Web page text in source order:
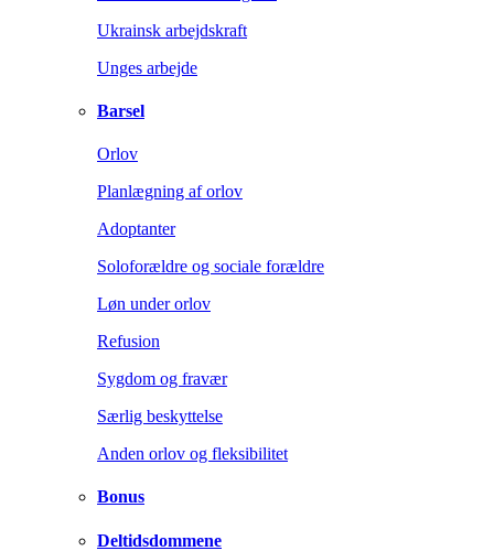
Ukrainsk arbejdskraft
Unges arbejde
Barsel
Orlov
Planlægning af orlov
Adoptanter
Soloforældre og sociale forældre
Løn under orlov
Refusion
Sygdom og fravær
Særlig beskyttelse
Anden orlov og fleksibilitet
Bonus
Deltidsdommene